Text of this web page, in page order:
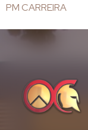
PM CARREIRA